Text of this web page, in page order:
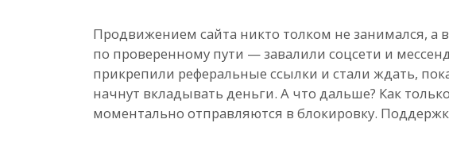
Продвижением сайта никто толком не занимался,
по проверенному пути — завалили соцсети и
прикрепили реферальные ссылки и стали ждать,
начнут вкладывать деньги. А что дальше? Как
моментально отправляются в блокировку.